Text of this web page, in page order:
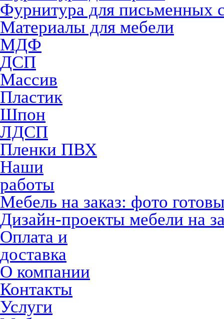
Фурнитура для письменных
Материалы для мебели
МДФ
ДСП
Массив
Пластик
Шпон
ЛДСП
Пленки ПВХ
Наши
работы
Мебель на заказ: фото
Дизайн-проекты мебели на
Оплата и
доставка
О компании
Контакты
Услуги